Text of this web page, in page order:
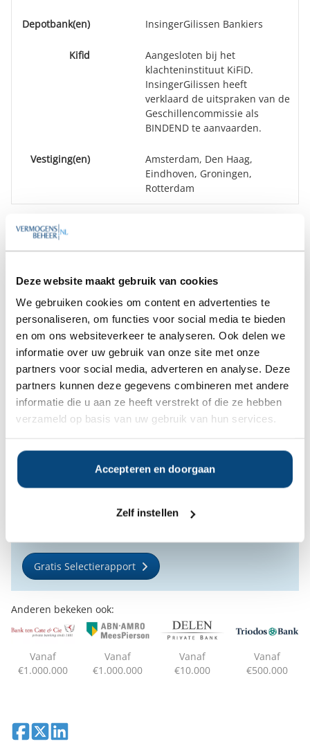
Deze website maakt gebruik van cookies
We gebruiken cookies om content en advertenties te
personaliseren, om functies voor social media te bieden
en om ons websiteverkeer te analyseren. Ook delen we
informatie over uw gebruik van onze site met onze
partners voor social media, adverteren en analyse. Deze
partners kunnen deze gegevens combineren met andere
informatie die u aan ze heeft verstrekt of die ze hebben
verzameld op basis van uw gebruik van hun services.
Accepteren en doorgaan
Zelf instellen
Depotbank(en) InsingerGilissen Bankiers
Kifid
Aangesloten bij het
klachteninstituut KiFiD.
InsingerGilissen heeft
verklaard de uitspraken van de
Geschillencommissie als
BINDEND te aanvaarden.
Vestiging(en)
Amsterdam, Den Haag,
Eindhoven, Groningen,
Rotterdam
rapporten over InsingerGilissen gratis
beschikbaar.
Bent u hier mogelijk in geïnteresseerd?
Nee
Ja
Op zoek naar de beste
vermogensbeheerder?
vermogensbeheerder?
Vraag dan gratis en geheel vrijblijvend een
SelectieRapport aan. Per e-mail ontvangt u
beste passen bij uw persoonlijke situatie, wensen en
Gratis Selectierapport
Anderen bekeken ook:
Vanaf
€1.000.000
Vanaf
€1.000.000
Vanaf
€10.000
Vanaf
€500.000
Deel op Facebook
Deel op XDeel op LinkedIn